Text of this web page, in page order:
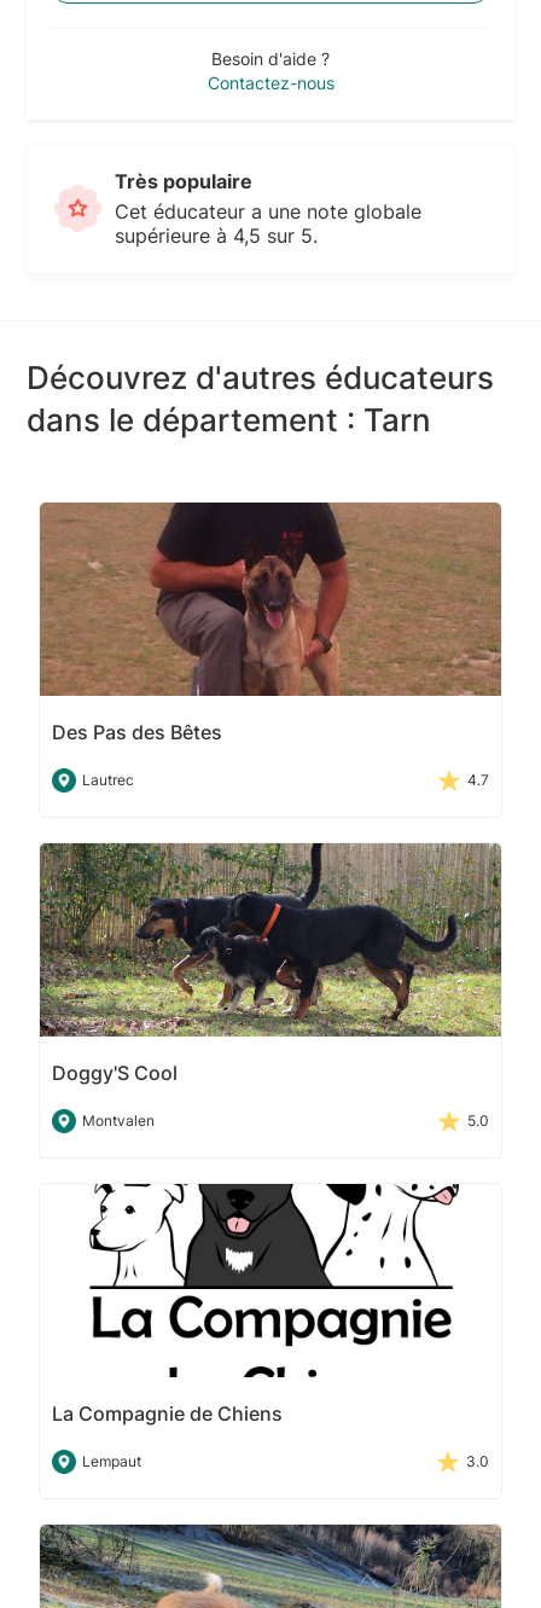
Besoin d'aide ?
Contactez-nous
Très populaire
Cet éducateur a une note globale
supérieure à 4,5 sur 5.
Découvrez d'autres éducateurs
dans le département : Tarn
Des Pas des Bêtes
Lautrec 4.7
Doggy'S Cool
Montvalen 5.0
La Compagnie de Chiens
Lempaut 3.0